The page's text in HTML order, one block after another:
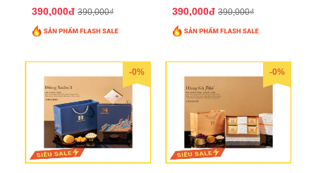
390,000đ 390,000₫ 390,000đ 390,000₫
-0% -0%